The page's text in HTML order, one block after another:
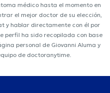
médico hasta el momento en
el mejor doctor de su elección,
y hablar directamente con él por
perfil ha sido recopilada con base
personal de Giovanni Aluma y
de doctoranytime.